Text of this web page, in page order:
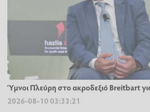
Ύμνοι Πλεύρη στο ακροδεξιό Breitbart
2026-08-10 03:33:21